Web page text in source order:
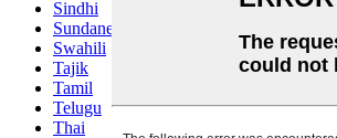
Sindhi
Sundanese
Swahili
Tajik
Tamil
Telugu
Thai